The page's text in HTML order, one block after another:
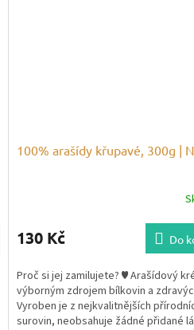
100% arašídy křupavé, 300g |
130 Kč Do
Proč si jej zamilujete? ♥ Arašídový
výborným zdrojem bílkovin a
Vyroben je z nejkvalitnějších
surovin, neobsahuje žádné přidané